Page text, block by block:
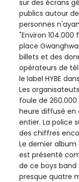
sur des écrans
publics autour
personnes
"Environ
place
billets et des
opérateurs de
le label HYBE
Les
foule de
heure diffusé en
entier. La police
des chiffres
Le dernier album
est présenté
de ce boys band
presque quatre